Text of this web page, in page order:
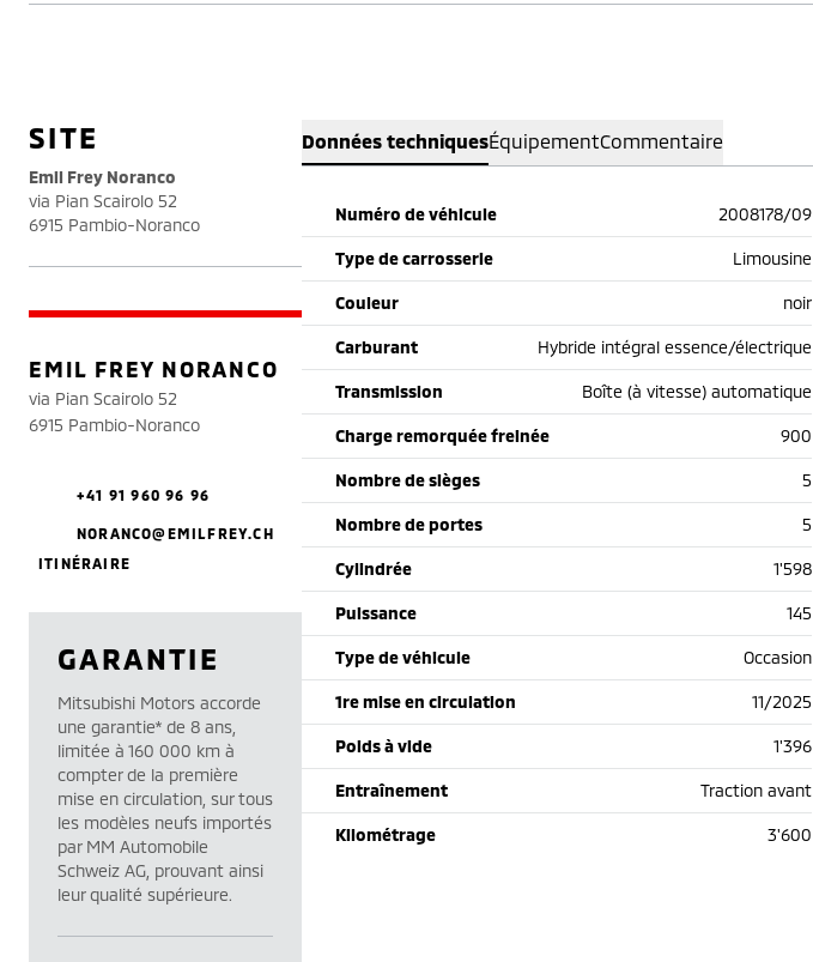
Données techniquesÉquipementCommentaire
Numéro de véhicule 2008178/09
Type de carrosserie Limousine
Couleur noir
Carburant Hybride intégral essence/électrique
Transmission Boîte (à vitesse) automatique
Charge remorquée freinée 900
Nombre de sièges 5
Nombre de portes 5
Cylindrée 1'598
Puissance 145
Type de véhicule Occasion
1re mise en circulation 11/2025
Poids à vide 1'396
Entraînement Traction avant
Kilométrage 3'600
SITE
Emil Frey Noranco
via Pian Scairolo 52
6915 Pambio-Noranco
EMIL FREY NORANCO
via Pian Scairolo 52
6915 Pambio-Noranco
+41 91 960 96 96
NORANCO@EMILFREY.CH
ITINÉRAIRE
GARANTIE
Mitsubishi Motors accorde
une garantie* de 8 ans,
limitée à 160 000 km à
compter de la première
mise en circulation, sur tous
les modèles neufs importés
par MM Automobile
Schweiz AG, prouvant ainsi
leur qualité supérieure.